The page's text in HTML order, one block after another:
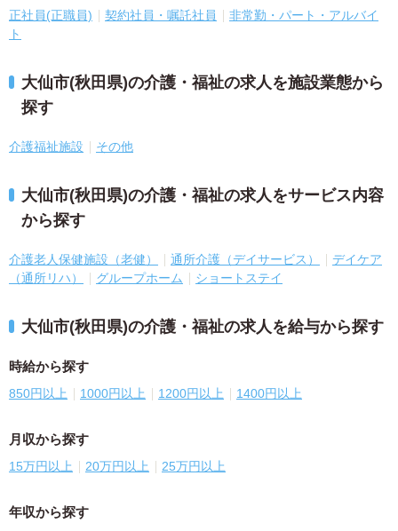
正社員(正職員) 契約社員・嘱託社員
非常勤・パート・アルバイ
ト
大仙市(秋田県)の介護・福祉の求人を施設業態から
探す
介護福祉施設 その他
大仙市(秋田県)の介護・福祉の求人をサービス内容
から探す
介護老人保健施設（老健） 通所介護（デイサービス）
デイケア
（通所リハ）
グループホーム ショートステイ
大仙市(秋田県)の介護・福祉の求人を給与から探す
時給から探す
850円以上 1000円以上 1200円以上 1400円以上
月収から探す
15万円以上 20万円以上 25万円以上
年収から探す